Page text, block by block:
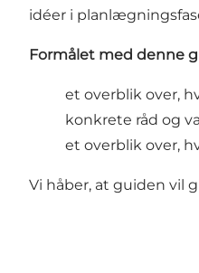
idéer i
Formålet med denne
et overblik over,
konkrete råd og
et overblik over,
Vi håber, at guiden vil